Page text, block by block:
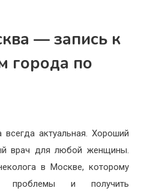
— запись к
города по
актуальная. Хороший
врач для любой женщины.
в Москве, которому
проблемы и получить